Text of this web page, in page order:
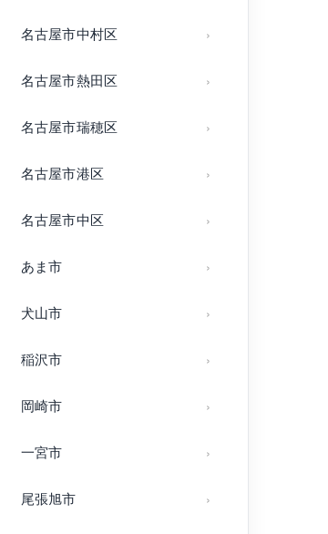
名古屋市中村区
名古屋市熱田区
名古屋市瑞穂区
名古屋市港区
名古屋市中区
あま市
犬山市
稲沢市
岡崎市
一宮市
尾張旭市